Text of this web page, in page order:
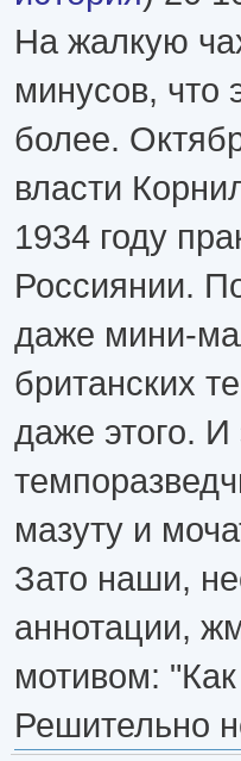
На жалкую
минусов, что
более.
власти
1934 году
Россиянии.
даже мини-
британских
даже этого.
мазуту и
Зато наши,
аннотации,
мотивом:
Решительно